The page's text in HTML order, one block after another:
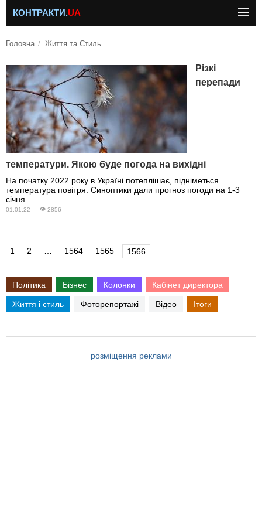
КОНТРАКТИ.UA
Головна Життя та Стиль
Різкі
перепади
температури. Якою буде погода на вихідні
На початку 2022 року в Україні потеплішає, підніметься
температура повітря. Синоптики дали прогноз погоди на 1-3
січня.
01.01.22 — 2856
1 2 … 1564 1565 1566
Політика Бізнес Колонки Кабінет директора
Життя і стиль Фоторепортажі Відео Ітоги
розміщення реклами